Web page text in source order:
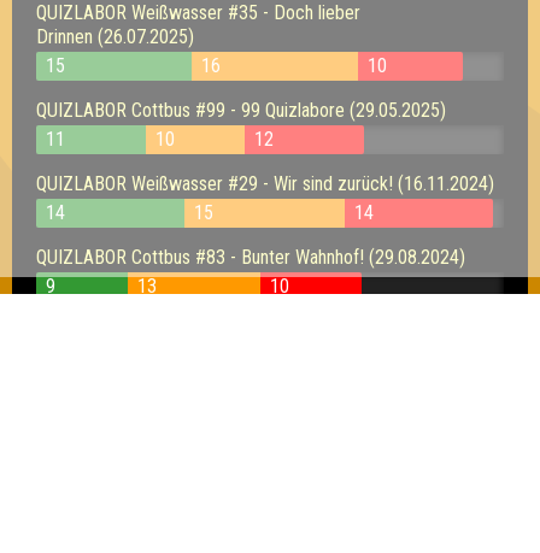
QUIZLABOR Weißwasser #35 - Doch lieber
Drinnen (26.07.2025)
15
16
10
QUIZLABOR Cottbus #99 - 99 Quizlabore (29.05.2025)
11
10
12
QUIZLABOR Weißwasser #29 - Wir sind zurück! (16.11.2024)
14
15
14
QUIZLABOR Cottbus #83 - Bunter Wahnhof! (29.08.2024)
9
13
10